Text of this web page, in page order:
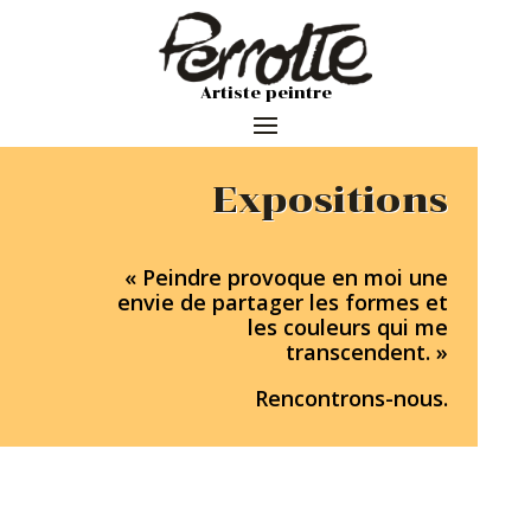
Artiste peintre
Expositions
« Peindre provoque en moi une
envie de partager les formes et
les couleurs qui me
transcendent. »
Rencontrons-nous.